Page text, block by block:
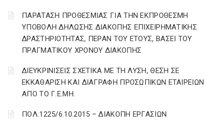
ΠΑΡΑΤΑΣΗ ΠΡΟΘΕΣΜΙΑΣ ΓΙΑ ΤΗΝ ΕΚΠΡΟΘΕΣΜΗ
ΥΠΟΒΟΛΗ ΔΗΛΩΣΗΣ ΔΙΑΚΟΠΗΣ ΕΠΙΧΕΙΡΗΜΑΤΙΚΗΣ
ΔΡΑΣΤΗΡΙΟΤΗΤΑΣ, ΠΕΡΑΝ ΤΟΥ ΕΤΟΥΣ, ΒΑΣΕΙ ΤΟΥ
ΠΡΑΓΜΑΤΙΚΟΥ ΧΡΟΝΟΥ ΔΙΑΚΟΠΗΣ
ΔΙΕΥΚΡΙΝΙΣΕΙΣ ΣΧΕΤΙΚΑ ΜΕ ΤΗ ΛΥΣΗ, ΘΕΣΗ ΣΕ
ΕΚΚΑΘΑΡΙΣΗ ΚΑΙ ΔΙΑΓΡΑΦΗ ΠΡΟΣΩΠΙΚΩΝ ΕΤΑΙΡΕΙΩΝ
ΑΠΟ ΤΟ Γ.Ε.ΜΗ.
ΠΟΛ.1225/6.10.2015 – ΔΙΑΚΟΠΗ ΕΡΓΑΣΙΩΝ